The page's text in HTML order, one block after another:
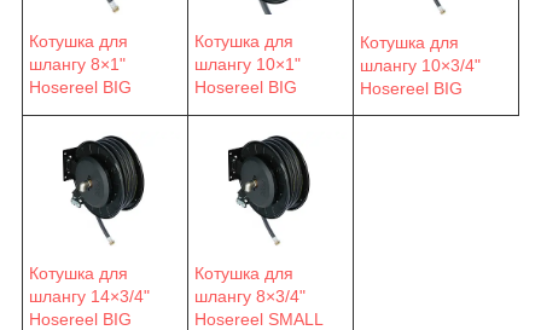
Котушка для
шлангу 8×1"
Hosereel BIG
Котушка для
шлангу 10×1"
Hosereel BIG
Котушка для
шлангу 10×3/4"
Hosereel BIG
Котушка для
шлангу 14×3/4"
Hosereel BIG
Котушка для
шлангу 8×3/4"
Hosereel SMALL